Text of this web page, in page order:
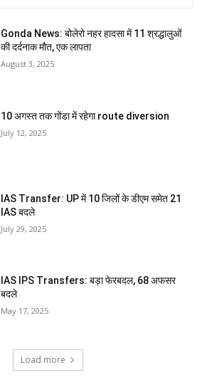
Gonda News: बोलेरो नहर हादसा में 11 श्रद्धालुओं
की दर्दनाक मौत, एक लापता
August 3, 2025
10 अगस्त तक गोंडा में रहेगा route diversion
July 12, 2025
IAS Transfer: UP में 10 जिलों के डीएम समेत 21
IAS बदले
July 29, 2025
IAS IPS Transfers: बड़ा फेरबदल, 68 अफसर
बदले
May 17, 2025
Load more